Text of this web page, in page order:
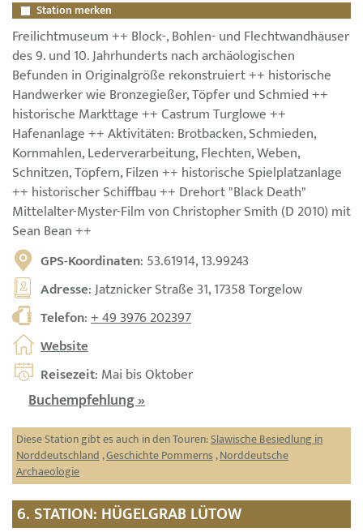
Station merken
Freilichtmuseum ++ Block-, Bohlen- und Flechtwandhäuser
des 9. und 10. Jahrhunderts nach archäologischen
Befunden in Originalgröße rekonstruiert ++ historische
Handwerker wie Bronzegießer, Töpfer und Schmied ++
historische Markttage ++ Castrum Turglowe ++
Hafenanlage ++ Aktivitäten: Brotbacken, Schmieden,
Kornmahlen, Lederverarbeitung, Flechten, Weben,
Schnitzen, Töpfern, Filzen ++ historische Spielplatzanlage
++ historischer Schiffbau ++ Drehort "Black Death"
Mittelalter-Myster-Film von Christopher Smith (D 2010) mit
Sean Bean ++
GPS-Koordinaten: 53.61914, 13.99243
Adresse: Jatznicker Straße 31, 17358 Torgelow
Telefon:+ 49 3976 202397
Website
Reisezeit: Mai bis Oktober
Buchempfehlung »
Diese Station gibt es auch in den Touren:Slawische Besiedlung in
Norddeutschland,Geschichte Pommerns,Norddeutsche
Archaeologie
6. STATION: HÜGELGRAB LÜTOW